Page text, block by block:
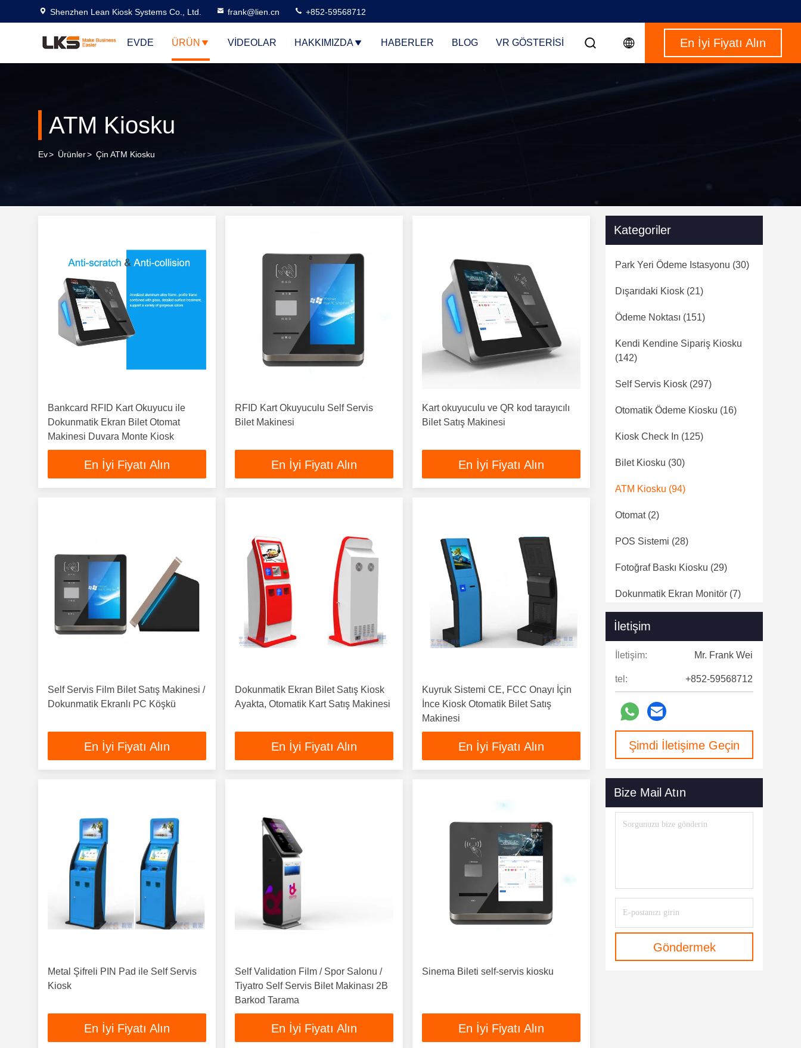
Shenzhen Lean Kiosk Systems Co., Ltd. frank@lien.cn +852-59568712
EVDE ÜRÜN VIDEOLAR HAKKIMIZDA HABERLER BLOG VR GÖSTERISI En İyi Fiyatı Alın
ATM Kiosku
Ev> Ürünler> Çin ATM Kiosku
Bankcard RFID Kart Okuyucu ile
Dokunmatik Ekran Bilet Otomat
Makinesi Duvara Monte Kiosk
En İyi Fiyatı Alın
RFID Kart Okuyuculu Self Servis
Bilet Makinesi
En İyi Fiyatı Alın
Kart okuyuculu ve QR kod tarayıcılı
Bilet Satış Makinesi
En İyi Fiyatı Alın
Self Servis Film Bilet Satış Makinesi /
Dokunmatik Ekranlı PC Köşkü
En İyi Fiyatı Alın
Dokunmatik Ekran Bilet Satış Kiosk
Ayakta, Otomatik Kart Satış Makinesi
En İyi Fiyatı Alın
Kuyruk Sistemi CE, FCC Onayı İçin
İnce Kiosk Otomatik Bilet Satış
Makinesi
En İyi Fiyatı Alın
Metal Şifreli PIN Pad ile Self Servis
Kiosk
En İyi Fiyatı Alın
Self Validation Film / Spor Salonu /
Tiyatro Self Servis Bilet Makinası 2B
Barkod Tarama
En İyi Fiyatı Alın
Sinema Bileti self-servis kiosku
En İyi Fiyatı Alın
Kategoriler
Park Yeri Ödeme Istasyonu (30)
Dışarıdaki Kiosk (21)
Ödeme Noktası (151)
Kendi Kendine Sipariş Kiosku
(142)
Self Servis Kiosk (297)
Otomatik Ödeme Kiosku (16)
Kiosk Check In (125)
Bilet Kiosku (30)
ATM Kiosku (94)
Otomat(2)
POS Sistemi (28)
Fotoğraf Baskı Kiosku (29)
Dokunmatik Ekran Monitör (7)
Dijital Sinyal
İletişim
İletişim: Mr. Frank Wei
tel: +852-59568712
Şimdi İletişime Geçin
Bize Mail Atın
Göndermek